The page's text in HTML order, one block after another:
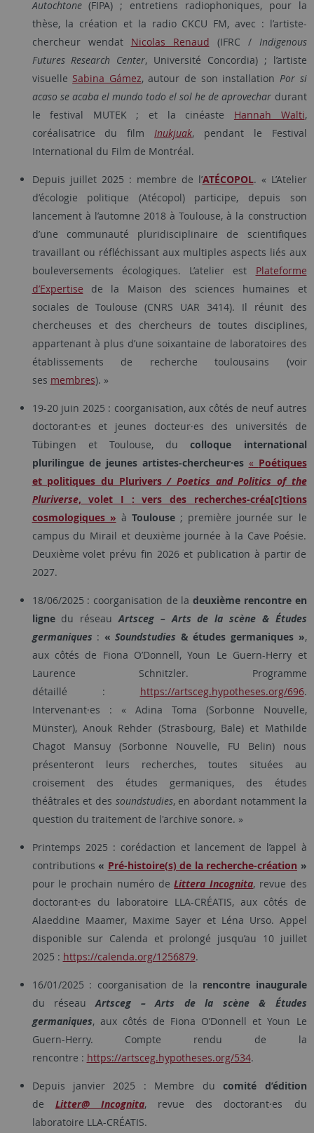
Autochtone(FIPA) ; entretiens radiophoniques, pour la
thèse, la création et la radio CKCU FM, avec : l’artiste-
chercheur wendat Nicolas Renaud (IFRC / Indigenous
Futures Research Center, Université Concordia) ; l’artiste
visuelle Sabina Gámez, autour de son installation Por si
acaso se acaba el mundo todo el sol he de aprovechar durant
le festival MUTEK ; et la cinéaste Hannah Walti,
coréalisatrice du film Inukjuak, pendant le Festival
International du Film de Montréal.
Depuis juillet 2025 : membre de l’ATÉCOPOL. « L’Atelier
d’écologie politique (Atécopol) participe, depuis son
lancement à l’automne 2018 à Toulouse, à la construction
d’une communauté pluridisciplinaire de scientifiques
travaillant ou réfléchissant aux multiples aspects liés aux
bouleversements écologiques. L’atelier est Plateforme
d’Expertise de la Maison des sciences humaines et
sociales de Toulouse (CNRS UAR 3414). Il réunit des
chercheuses et des chercheurs de toutes disciplines,
appartenant à plus d’une soixantaine de laboratoires des
établissements de recherche toulousains (voir
ses membres). »
19-20 juin 2025 : coorganisation, aux côtés de neuf autres
doctorant·es et jeunes docteur·es des universités de
Tübingen et Toulouse,
ducolloque international
plurilingue de jeunes artistes-chercheur·es « Poétiques
et politiques du Plurivers/ Poetics and Politics of the
Pluriverse, volet I
: vers des recherches-créa[c]tions
cosmologiques » à Toulouse; première journée sur le
campus du Mirail et deuxième journée à la Cave Poésie.
Deuxième volet prévu fin 2026 et publication à partir de
2027.
18/06/2025 : coorganisation de ladeuxième rencontre en
lignedu réseau Artsceg – Arts de la scène & Études
germaniques : «Soundstudies & études germaniques »,
aux côtés de Fiona O’Donnell, Youn Le Guern-Herry et
Laurence Schnitzler. Programme
détaillé : https://artsceg.hypotheses.org/696.
Intervenant·es : « Adina Toma (Sorbonne Nouvelle,
Münster), Anouk Rehder (Strasbourg, Bale) et Mathilde
Chagot Mansuy (Sorbonne Nouvelle, FU Belin) nous
présenteront leurs recherches, toutes situées au
croisement des études germaniques, des études
théâtrales et des soundstudies, en abordant notamment la
question du traitement de l'archive sonore. »
Printemps 2025 : corédaction et lancement de l’appel à
contributions « Pré-histoire(s) de la recherche-création »
pour le prochain numéro deLittera Incognita, revue des
doctorant·es du laboratoire LLA-CRÉATIS, aux côtés de
Alaeddine Maamer, Maxime Sayer et Léna Urso. Appel
disponible sur Calenda et prolongé jusqu’au 10 juillet
2025 : https://calenda.org/1256879.
16/01/2025 : coorganisation de la rencontre inaugurale
du réseauArtsceg – Arts de la scène & Études
germaniques, aux côtés de Fiona O’Donnell et Youn Le
Guern-Herry. Compte rendu de la
rencontre : https://artsceg.hypotheses.org/534.
Depuis janvier 2025 : Membre ducomité d’édition
de Litter@ Incognita, revue des doctorant·es du
laboratoire LLA-CRÉATIS.